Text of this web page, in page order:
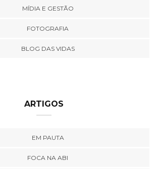
MÍDIA E GESTÃO
FOTOGRAFIA
BLOG DAS VIDAS
ARTIGOS
EM PAUTA
FOCA NA ABI